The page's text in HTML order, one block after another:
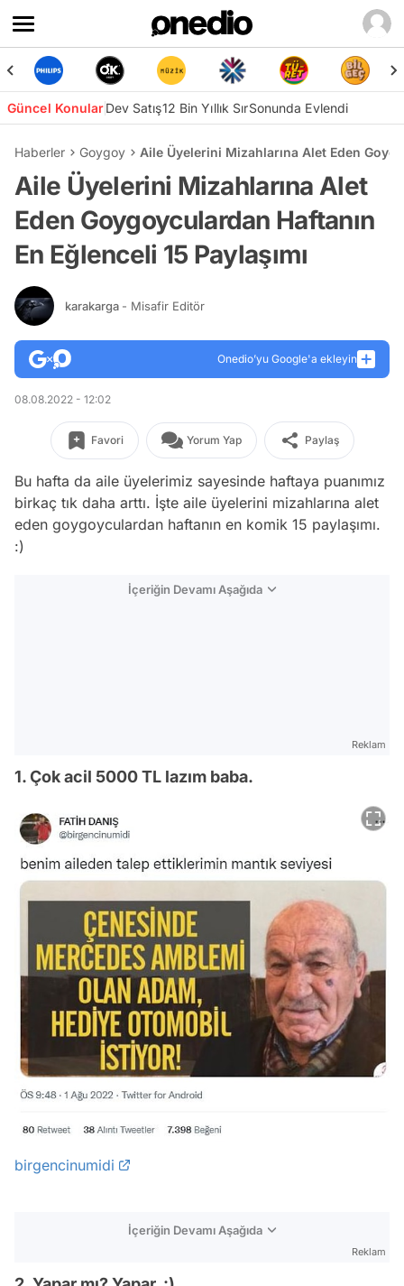
Güncel KonularDev Satış12 Bin Yıllık SırSonunda Evlendi
Haberler Goygoy Aile Üyelerini Mizahlarına Alet Eden
Aile Üyelerini Mizahlarına Alet
Eden Goygoyculardan Haftanın
En Eğlenceli 15 Paylaşımı
karakarga - Misafir Editör
Onedio’yu Google'a ekleyin
08.08.2022 - 12:02
Favori Yorum Yap Paylaş
Bu hafta da aile üyelerimiz sayesinde haftaya puanımız
birkaç tık daha arttı. İşte aile üyelerini mizahlarına alet
eden goygoyculardan haftanın en komik 15 paylaşımı.
:)
İçeriğin Devamı Aşağıda
Reklam
1. Çok acil 5000 TL lazım baba.
birgencinumidi
İçeriğin Devamı Aşağıda
Reklam